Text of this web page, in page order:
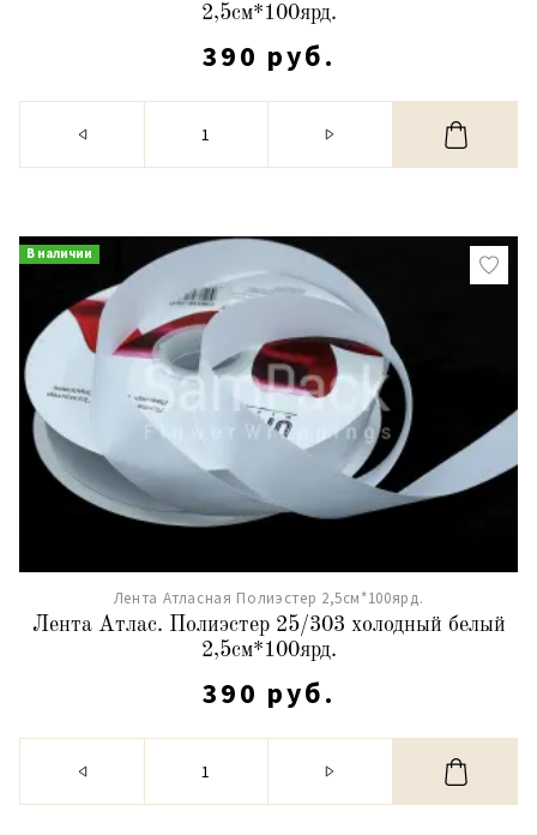
2,5см*100ярд.
390 руб.
В наличии
Лента Атласная Полиэстер 2,5см*100ярд.
Лента Атлас. Полиэстер 25/303 холодный белый
2,5см*100ярд.
390 руб.